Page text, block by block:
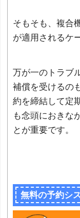
そもそも、複合
が適用されるケ
万が一のトラブ
補償を受けるの
約を締結して定
も念頭におきな
とが重要です。
無料の予約シ